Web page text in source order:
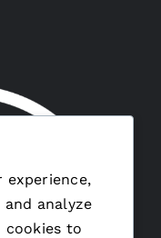
experience,
analyze
cookies to